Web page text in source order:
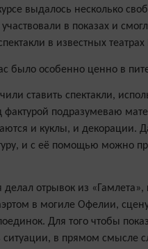
выдалось несколько
в показах и
в известных
было особенно ценно в
ставить спектакли,
фактурой подразумеваю
и куклы, и декорации.
и с её помощью можно
отрывок из «Гамлета»,
в могиле Офелии,
Для того чтобы
ситуации, в прямом смысле